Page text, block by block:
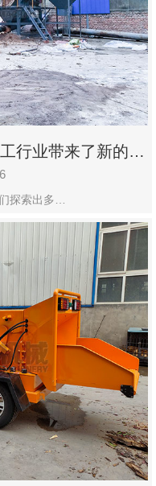
行业带来了新的变
探索出多…